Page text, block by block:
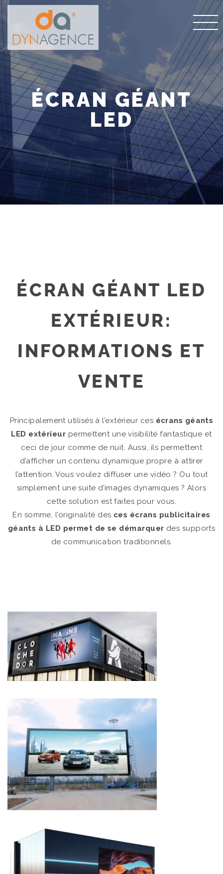
ÉCRAN GÉANT
LED
ÉCRAN GÉANT LED
EXTÉRIEUR:
INFORMATIONS ET
VENTE
Principalement utilisés à l’extérieur ces écrans géants
LED extérieur permettent une visibilité fantastique et
ceci de jour comme de nuit. Aussi, ils permettent
d’afficher un contenu dynamique propre à attirer
l’attention. Vous voulez diffuser une vidéo ? Ou tout
simplement une suite d’images dynamiques ? Alors
cette solution est faites pour vous.
En somme, l’originalité des ces écrans publicitaires
géants à LED permet de se démarquer des supports
de communication traditionnels.